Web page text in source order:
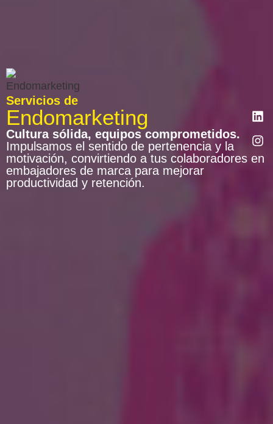
Servicios de
Endomarketing
Cultura sólida, equipos comprometidos.
Impulsamos el sentido de pertenencia y la
motivación, convirtiendo a tus colaboradores en
embajadores de marca para mejorar
productividad y retención.